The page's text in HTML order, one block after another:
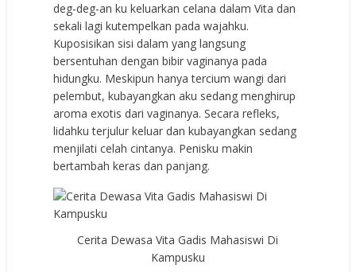
deg-deg-an ku keluarkan celana dalam Vita dan
sekali lagi kutempelkan pada wajahku.
Kuposisikan sisi dalam yang langsung
bersentuhan dengan bibir vaginanya pada
hidungku. Meskipun hanya tercium wangi dari
pelembut, kubayangkan aku sedang menghirup
aroma exotis dari vaginanya. Secara refleks,
lidahku terjulur keluar dan kubayangkan sedang
menjilati celah cintanya. Penisku makin
bertambah keras dan panjang.
Cerita Dewasa Vita Gadis Mahasiswi Di
Kampusku